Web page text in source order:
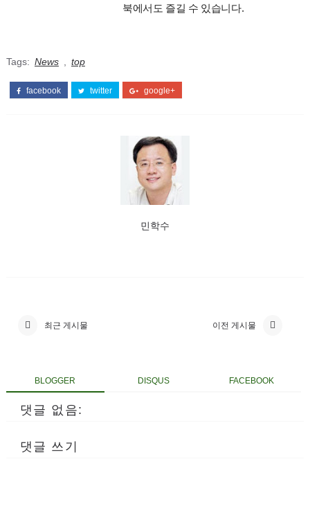
북에서도 즐길 수 있습니다.
Tags: News top
facebook twitter google+
민학수
최근 게시물 이전 게시물
BLOGGER DISQUS FACEBOOK
댓글 없음:
댓글 쓰기